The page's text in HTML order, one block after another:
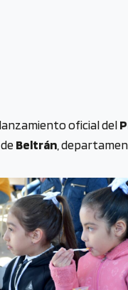
oficial del
Beltrán ,